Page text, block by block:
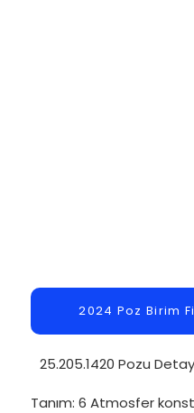
2024 Poz Birim
25.205.1420 Pozu
Tanım: 6 Atmosfer